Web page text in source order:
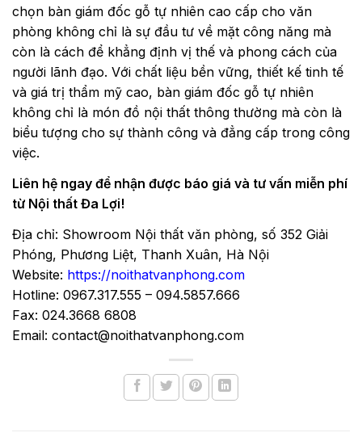
chọn bàn giám đốc gỗ tự nhiên cao cấp cho văn
phòng không chỉ là sự đầu tư về mặt công năng mà
còn là cách để khẳng định vị thế và phong cách của
người lãnh đạo. Với chất liệu bền vững, thiết kế tinh tế
và giá trị thẩm mỹ cao, bàn giám đốc gỗ tự nhiên
không chỉ là món đồ nội thất thông thường mà còn là
biểu tượng cho sự thành công và đẳng cấp trong công
việc.
Liên hệ ngay để nhận được báo giá và tư vấn miễn phí
từ Nội thất Đa Lợi!
Địa chỉ: Showroom Nội thất văn phòng, số 352 Giải
Phóng, Phương Liệt, Thanh Xuân, Hà Nội
Website: https://noithatvanphong.com
Hotline: 0967.317.555 – 094.5857.666
Fax: 024.3668 6808
Email: contact@noithatvanphong.com